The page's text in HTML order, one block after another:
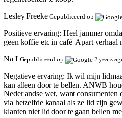
Lesley Freeke Gepubliceerd op
Positieve ervaring: Heel jammer
geen koffie etc in café. Apart verhaal
Na I Gepubliceerd op 2 years
Negatieve ervaring: Ik wil mijn
kan alleen door te bellen. ANWB
Nederlandse wet, want consumenten
via hetzelfde kanaal als ze lid zijn
klanten niet lid door te gaan bellen